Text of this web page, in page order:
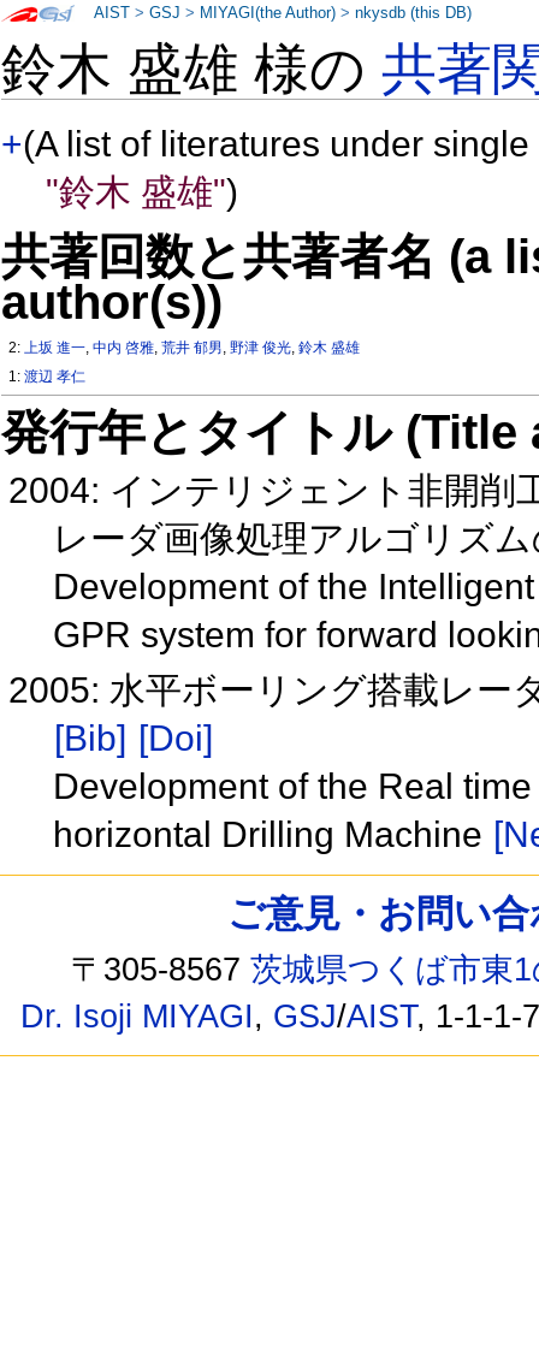
鈴木 盛雄 様の共著
+(A list of literatures under
"鈴木 盛雄")
共著回数と共著者名 (a
author(s))
2:上坂 進一,中内 啓雅,荒井 郁男,野津 俊光,鈴木 盛雄
1:渡辺 孝仁
発行年とタイトル
2004: インテリジェント非開削
レーダ画像処理アルゴリズ
Development of the
GPR system for forward
2005: 水平ボーリング搭載レー
[Bib] [Doi]
Development of the Real
horizontal Drilling Machine
AIST >GSJ > MIYAGI(the Author) >nkysdb (this DB)
ご意見・お問い
〒305-8567茨城県つくば市東
Dr. Isoji MIYAGI, GSJ/AIST, 1-1-1-